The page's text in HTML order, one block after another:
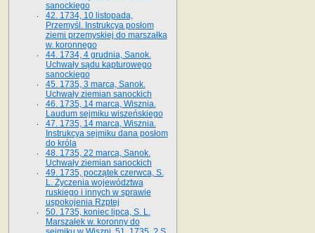
sanockiego
42. 1734, 10 listopada,
Przemyśl. Instrukcya posłom
ziemi przemyskiej do marszałka
w. koronnego
44. 1734, 4 grudnia, Sanok.
Uchwały sądu kapturowego
sanockiego
45. 1735, 3 marca, Sanok.
Uchwały ziemian sanockich
46. 1735, 14 marca, Wisznia.
Laudum sejmiku wiszeńskiego
47. 1735, 14 marca, Wisznia.
Instrukcya sejmiku dana posłom
do króla
48. 1735, 22 marca, Sanok.
Uchwały ziemian sanockich
49. 1735, początek czerwca, S.
L. Życzenia województwa
ruskiego i innych w sprawie
uspokojenia Rzptej
50. 1735, koniec lipca, S. L.
Marszałek w. koronny do